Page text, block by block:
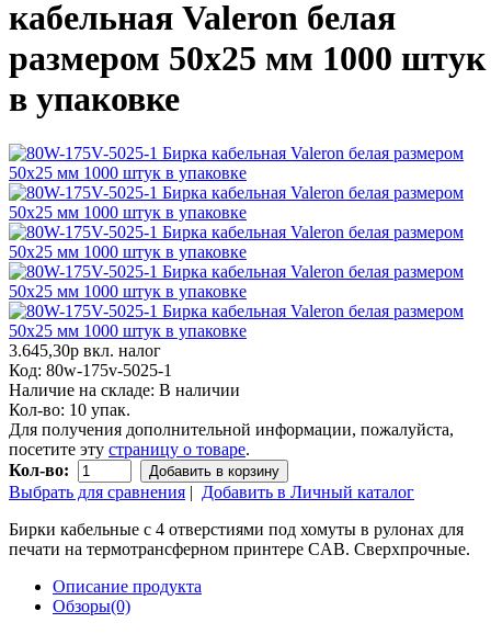
кабельная Valeron белая
размером 50х25 мм 1000 штук
в упаковке
3.645,30р вкл. налог
Код: 80w-175v-5025-1
Наличие на складе: В наличии
Кол-во: 10 упак.
Для получения дополнительной информации, пожалуйста,
посетите эту страницу о товаре.
Кол-во:
Добавить в корзину
Выбрать для сравнения | Добавить в Личный каталог
Бирки кабельные с 4 отверстиями под хомуты в рулонах для
печати на термотрансферном принтере CAB. Сверхпрочные.
Описание продукта
Обзоры(0)